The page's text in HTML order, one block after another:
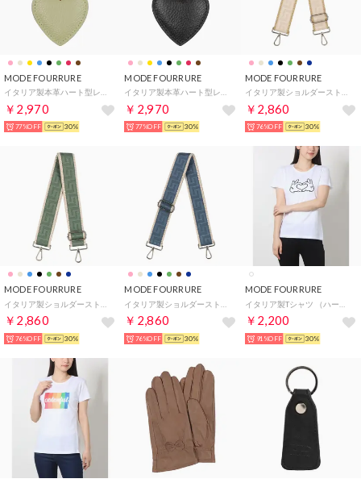
MODE FOURRURE
￥2,970
77%OFF 30%
MODE FOURRURE
￥2,970
77%OFF 30%
MODE FOURRURE
￥2,860
76%OFF 30%
MODE FOURRURE
￥2,860
76%OFF 30%
MODE FOURRURE
￥2,860
76%OFF 30%
MODE FOURRURE
￥2,200
91%OFF 30%